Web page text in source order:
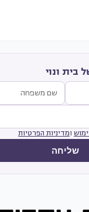
בית ונוי
ומדיניות הפרטיות
שליחה